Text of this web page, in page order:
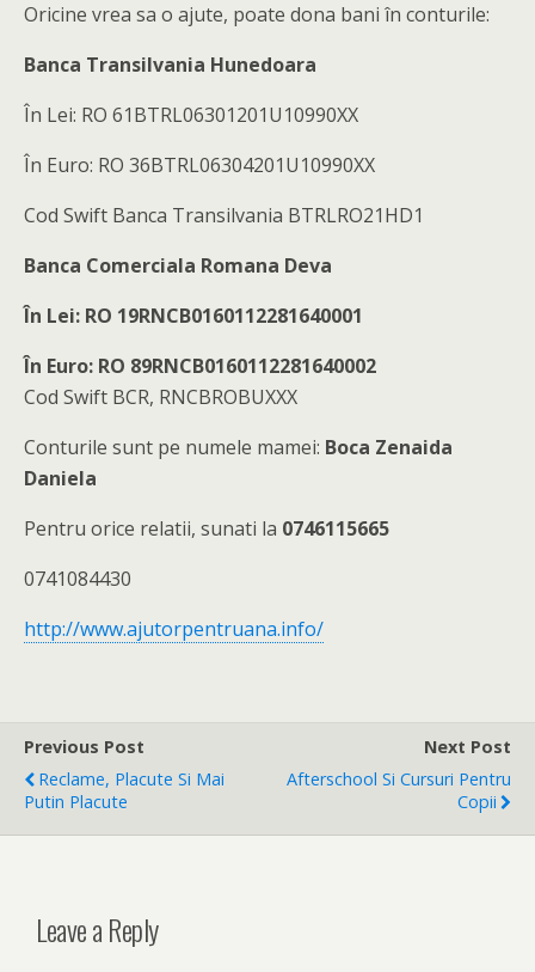
Oricine vrea sa o ajute, poate dona bani în conturile:
Banca Transilvania Hunedoara
În Lei: RO 61BTRL06301201U10990XX
În Euro: RO 36BTRL06304201U10990XX
Cod Swift Banca Transilvania BTRLRO21HD1
Banca Comerciala Romana Deva
În Lei: RO 19RNCB0160112281640001
În Euro: RO 89RNCB0160112281640002
Cod Swift BCR, RNCBROBUXXX
Conturile sunt pe numele mamei: Boca Zenaida
Daniela
Pentru orice relatii, sunati la 0746115665
0741084430
http://www.ajutorpentruana.info/
Previous Post
Reclame, Placute Si Mai
Putin Placute
Next Post
Afterschool Si Cursuri Pentru
Copii
Leave a Reply